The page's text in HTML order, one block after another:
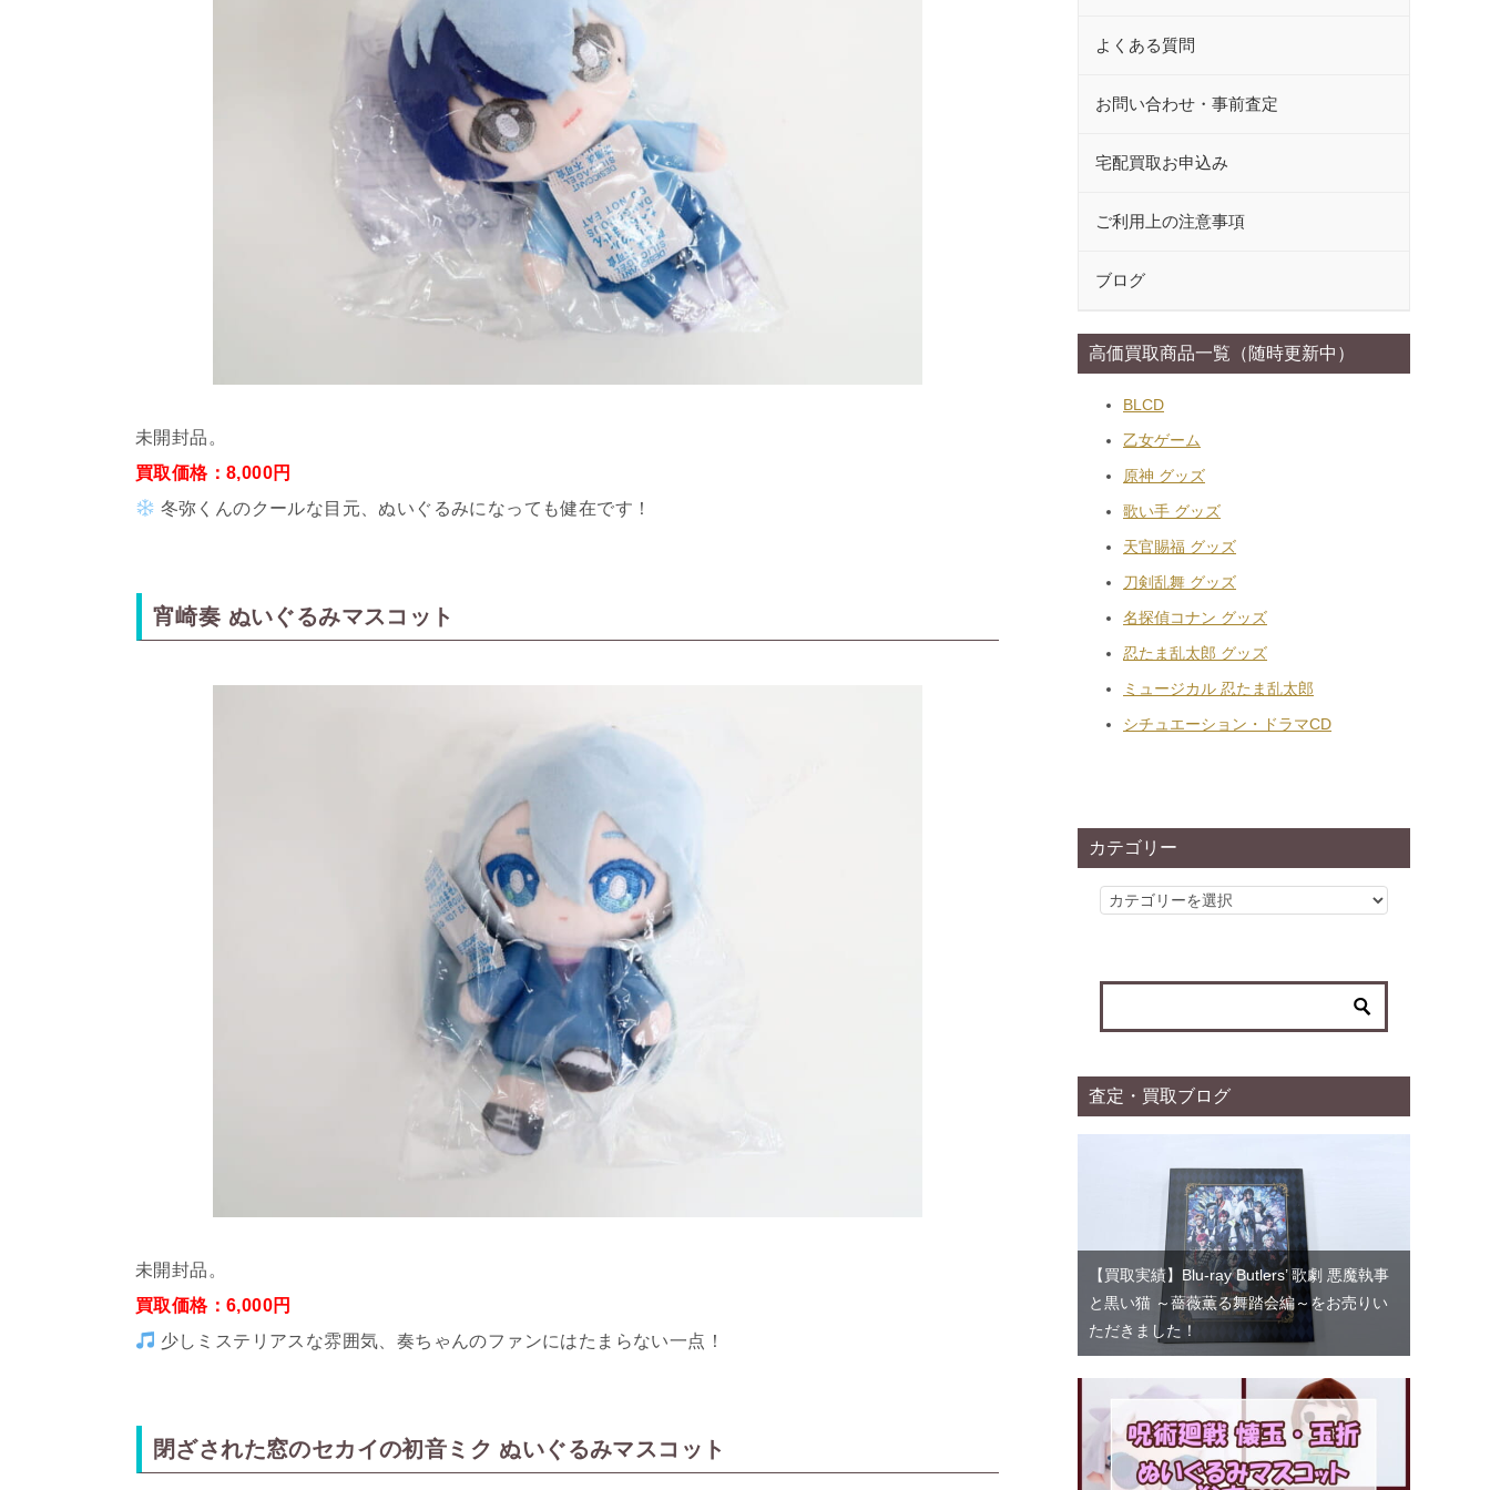
未開封品。
買取価格：8,000円
冬弥くんのクールな目元、ぬいぐるみになっても健在です！
宵崎奏 ぬいぐるみマスコット
未開封品。
買取価格：6,000円
少しミステリアスな雰囲気、奏ちゃんのファンにはたまらない一点！
閉ざされた窓のセカイの初音ミク ぬいぐるみマスコット
よくある質問
お問い合わせ・事前査定
宅配買取お申込み
ご利用上の注意事項
ブログ
高価買取商品一覧（随時更新中）
BLCD
乙女ゲーム
原神 グッズ
歌い手 グッズ
天官賜福 グッズ
刀剣乱舞 グッズ
名探偵コナン グッズ
忍たま乱太郎 グッズ
ミュージカル 忍たま乱太郎
シチュエーション・ドラマCD
カテゴリー
カ
リ
査定・買取ブログ
【買取実績】Blu-ray Butlers’ 歌劇 悪魔執事
と黒い猫 ～薔薇薫る舞踏会編～をお売りい
ただきました！